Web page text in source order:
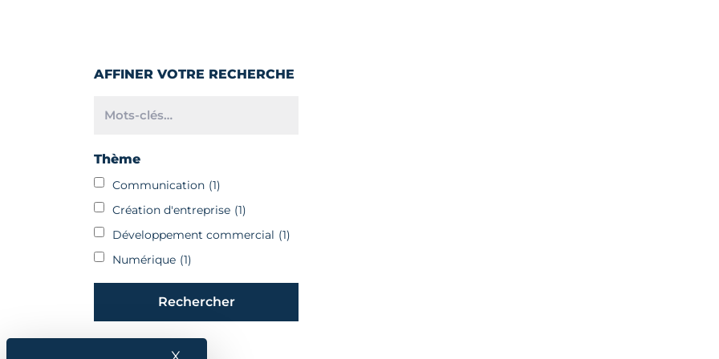
clés
Thème
Communication (1)
Création d'entreprise (1)
Développement commercial (1)
Numérique (1)